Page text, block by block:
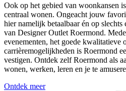
Ook op het gebied van woonkansen
centraal wonen. Ongeacht jouw
hier namelijk betaalbaar én op slechts
van Designer Outlet Roermond.
evenementen, het goede kwalitatieve
carrièremogelijkheden is Roermond
vestigen. Ontdek zelf Roermond als
wonen, werken, leren en je te
Ontdek meer